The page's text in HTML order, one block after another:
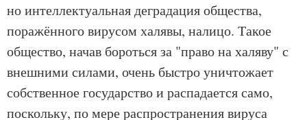
но интеллектуальная деградация общества,
поражённого вирусом халявы, налицо. Такое
общество, начав бороться за "право на халяву" с
внешними силами, очень быстро уничтожает
собственное государство и распадается само,
поскольку, по мере распространения вируса